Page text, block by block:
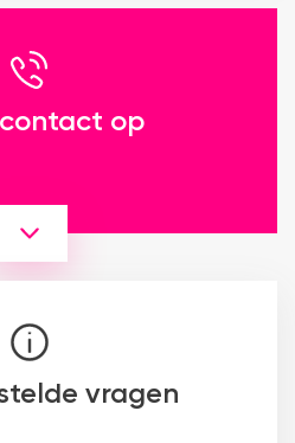
contact op
vragen